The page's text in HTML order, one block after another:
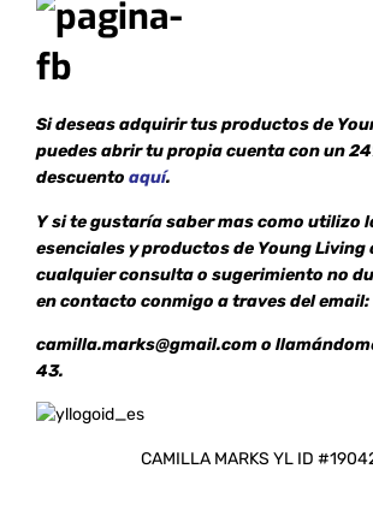
Si deseas adquirir tus productos de
puedes abrir tu propia cuenta con un
descuento aquí.
Y si te gustaría saber mas como utilizo
esenciales y productos de Young Living
cualquier consulta o sugerimiento no
en contacto conmigo a traves del email:
camilla.marks@gmail.com o
43.
CAMILLA MARKS YL ID